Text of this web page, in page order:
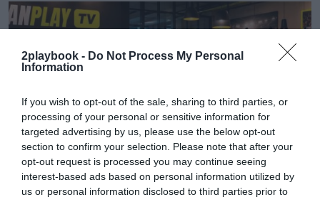
2playbook - Do Not Process My Personal
Information
If you wish to opt-out of the sale, sharing to third parties, or
processing of your personal or sensitive information for
targeted advertising by us, please use the below opt-out
section to confirm your selection. Please note that after your
opt-out request is processed you may continue seeing
interest-based ads based on personal information utilized by
us or personal information disclosed to third parties prior to